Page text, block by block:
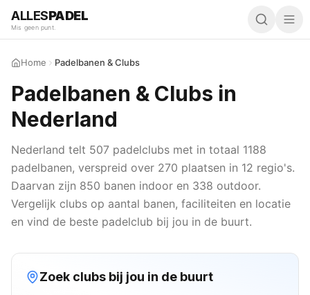
ALLESPADEL
Mis geen punt.
Home Padelbanen & Clubs
Padelbanen & Clubs in
Nederland
Nederland telt 507 padelclubs met in totaal 1188
padelbanen, verspreid over 270 plaatsen in 12 regio's.
Daarvan zijn 850 banen indoor en 338 outdoor.
Vergelijk clubs op aantal banen, faciliteiten en locatie
en vind de beste padelclub bij jou in de buurt.
Zoek clubs bij jou in de buurt